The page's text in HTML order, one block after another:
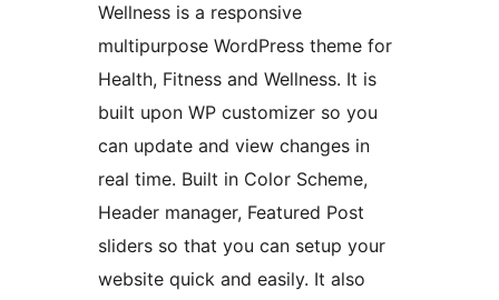
Wellness is a responsive
multipurpose WordPress theme for
Health, Fitness and Wellness. It is
built upon WP customizer so you
can update and view changes in
real time. Built in Color Scheme,
Header manager, Featured Post
sliders so that you can setup your
website quick and easily. It also